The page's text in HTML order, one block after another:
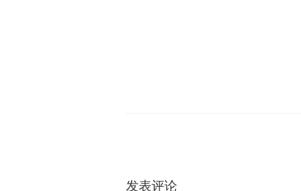
发表评论